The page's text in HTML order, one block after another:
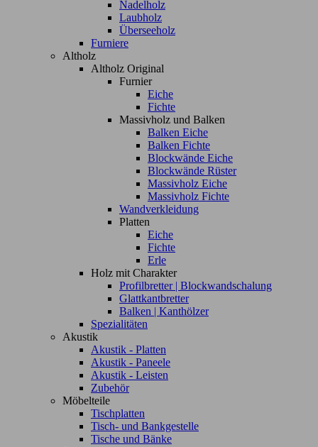
Nadelholz
Laubholz
Überseeholz
Furniere
Altholz
Altholz Original
Furnier
Eiche
Fichte
Massivholz und Balken
Balken Eiche
Balken Fichte
Blockwände Eiche
Blockwände Rüster
Massivholz Eiche
Massivholz Fichte
Wandverkleidung
Platten
Eiche
Fichte
Erle
Holz mit Charakter
Profilbretter | Blockwandschalung
Glattkantbretter
Balken | Kanthölzer
Spezialitäten
Akustik
Akustik - Platten
Akustik - Paneele
Akustik - Leisten
Zubehör
Möbelteile
Tischplatten
Tisch- und Bankgestelle
Tische und Bänke